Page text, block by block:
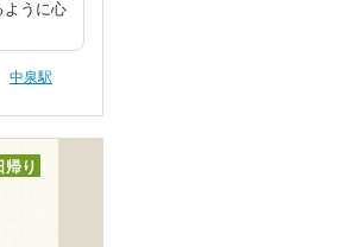
ように心
中泉駅
帰り